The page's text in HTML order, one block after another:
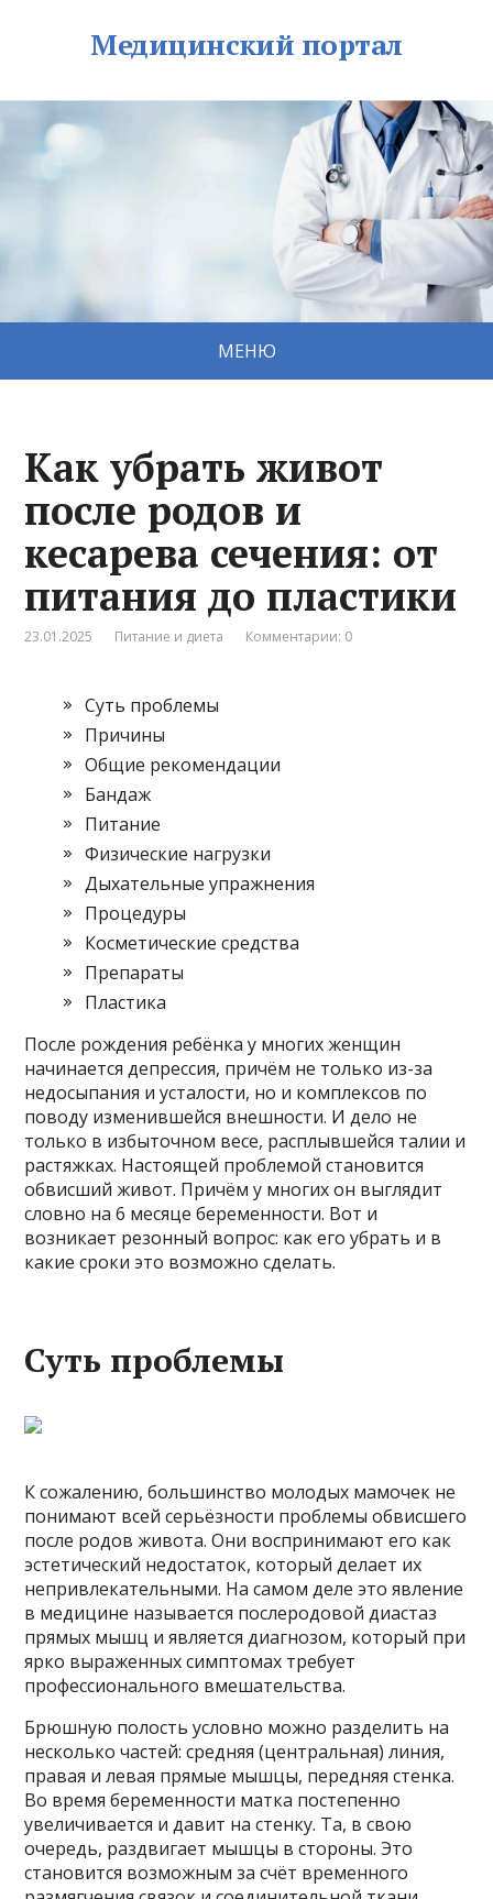
Медицинский портал
МЕНЮ
Как убрать живот
после родов и
кесарева сечения: от
питания до пластики
23.01.2025 Питание и диета Комментарии: 0
Суть проблемы
Причины
Общие рекомендации
Бандаж
Питание
Физические нагрузки
Дыхательные упражнения
Процедуры
Косметические средства
Препараты
Пластика
После рождения ребёнка у многих женщин
начинается депрессия, причём не только из-за
недосыпания и усталости, но и комплексов по
поводу изменившейся внешности. И дело не
только в избыточном весе, расплывшейся талии и
растяжках. Настоящей проблемой становится
обвисший живот. Причём у многих он выглядит
словно на 6 месяце беременности. Вот и
возникает резонный вопрос: как его убрать и в
какие сроки это возможно сделать.
Суть проблемы
К сожалению, большинство молодых мамочек не
понимают всей серьёзности проблемы обвисшего
после родов живота. Они воспринимают его как
эстетический недостаток, который делает их
непривлекательными. На самом деле это явление
в медицине называется послеродовой диастаз
прямых мышц и является диагнозом, который при
ярко выраженных симптомах требует
профессионального вмешательства.
Брюшную полость условно можно разделить на
несколько частей: средняя (центральная) линия,
правая и левая прямые мышцы, передняя стенка.
Во время беременности матка постепенно
увеличивается и давит на стенку. Та, в свою
очередь, раздвигает мышцы в стороны. Это
становится возможным за счёт временного